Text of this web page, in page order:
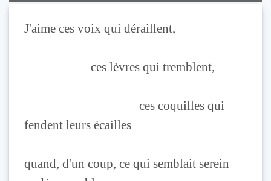
J'aime ces voix qui déraillent,
ces lèvres qui tremblent,
ces coquilles qui
fendent leurs écailles
quand, d'un coup, ce qui semblait serein